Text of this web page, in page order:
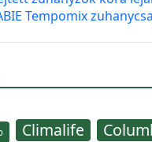
Tempomix
Climalife